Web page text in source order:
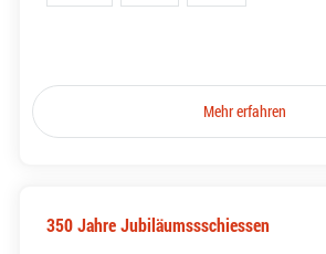
Mehr erfahren
350 Jahre Jubiläumssschiessen